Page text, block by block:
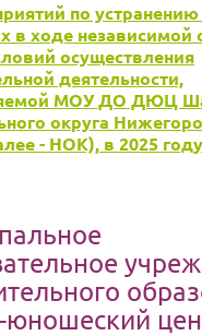
по устранению
в ходе независимой
осуществления
деятельности,
МОУ ДО ДЮЦ
округа
- НОК), в 2025 году
юношеский